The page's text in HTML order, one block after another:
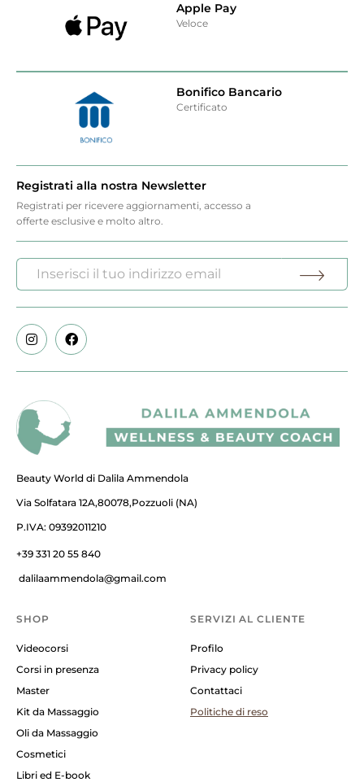
Apple Pay
Veloce
Bonifico Bancario
Certificato
Registrati alla nostra Newsletter
Registrati per ricevere aggiornamenti, accesso a
offerte esclusive e molto altro.
Beauty World di Dalila Ammendola
Via Solfatara 12A,80078,Pozzuoli (NA)
P.IVA: 09392011210
+39 331 20 55 840
dalilaammendola@gmail.com
SHOP
Videocorsi
Corsi in presenza
Master
Kit da Massaggio
Oli da Massaggio
Cosmetici
Libri ed E-book
SERVIZI AL CLIENTE
Profilo
Privacy policy
Contattaci
Politiche di reso